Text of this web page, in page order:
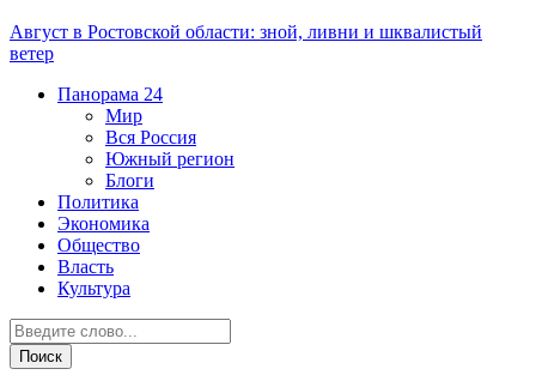
Август в Ростовской области: зной, ливни и шквалистый
ветер
Панорама 24
Мир
Вся Россия
Южный регион
Блоги
Политика
Экономика
Общество
Власть
Культура